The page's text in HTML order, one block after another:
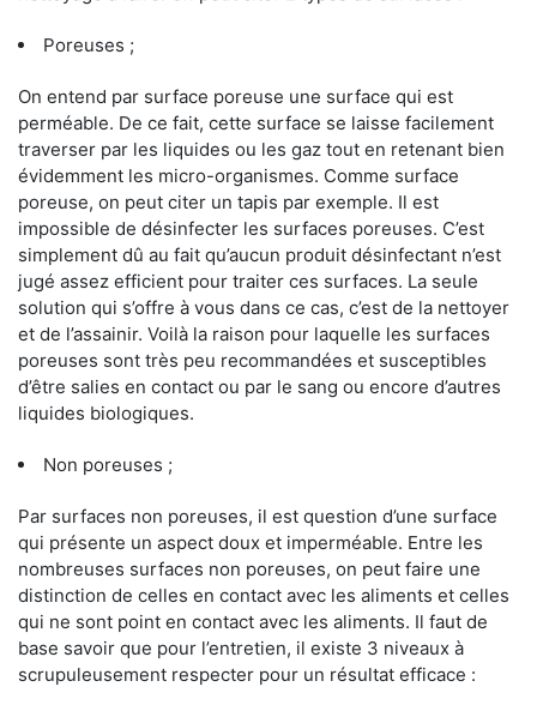
Poreuses ;
On entend par surface poreuse une surface qui est
perméable. De ce fait, cette surface se laisse facilement
traverser par les liquides ou les gaz tout en retenant bien
évidemment les micro-organismes. Comme surface
poreuse, on peut citer un tapis par exemple. Il est
impossible de désinfecter les surfaces poreuses. C’est
simplement dû au fait qu’aucun produit désinfectant n’est
jugé assez efficient pour traiter ces surfaces. La seule
solution qui s’offre à vous dans ce cas, c’est de la nettoyer
et de l’assainir. Voilà la raison pour laquelle les surfaces
poreuses sont très peu recommandées et susceptibles
d’être salies en contact ou par le sang ou encore d’autres
liquides biologiques.
Non poreuses ;
Par surfaces non poreuses, il est question d’une surface
qui présente un aspect doux et imperméable. Entre les
nombreuses surfaces non poreuses, on peut faire une
distinction de celles en contact avec les aliments et celles
qui ne sont point en contact avec les aliments. Il faut de
base savoir que pour l’entretien, il existe 3 niveaux à
scrupuleusement respecter pour un résultat efficace :